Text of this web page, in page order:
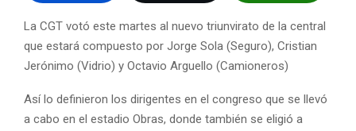
La CGT votó este martes al nuevo triunvirato de la central
que estará compuesto por Jorge Sola (Seguro), Cristian
Jerónimo (Vidrio) y Octavio Arguello (Camioneros)
Así lo definieron los dirigentes en el congreso que se llevó
a cabo en el estadio Obras, donde también se eligió a